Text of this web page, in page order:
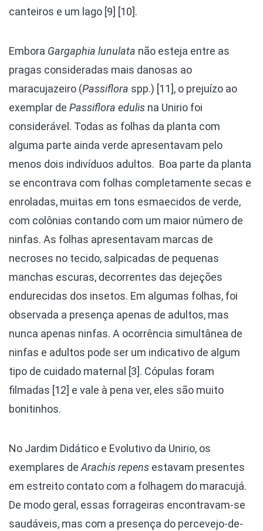
canteiros e um lago [9] [10].
Embora Gargaphia lunulata não esteja entre as
pragas consideradas mais danosas ao
maracujazeiro (Passiflora spp.) [11], o prejuízo ao
exemplar de Passiflora edulis na Unirio foi
considerável. Todas as folhas da planta com
alguma parte ainda verde apresentavam pelo
menos dois indivíduos adultos. Boa parte da planta
se encontrava com folhas completamente secas e
enroladas, muitas em tons esmaecidos de verde,
com colônias contando com um maior número de
ninfas. As folhas apresentavam marcas de
necroses no tecido, salpicadas de pequenas
manchas escuras, decorrentes das dejeções
endurecidas dos insetos. Em algumas folhas, foi
observada a presença apenas de adultos, mas
nunca apenas ninfas. A ocorrência simultânea de
ninfas e adultos pode ser um indicativo de algum
tipo de cuidado maternal [3]. Cópulas foram
filmadas [12] e vale à pena ver, eles são muito
bonitinhos.
No Jardim Didático e Evolutivo da Unirio, os
exemplares de Arachis repens estavam presentes
em estreito contato com a folhagem do maracujá.
De modo geral, essas forrageiras encontravam-se
saudáveis, mas com a presença do percevejo-de-